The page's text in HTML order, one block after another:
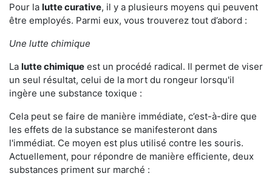
Pour la lutte curative, il y a plusieurs moyens qui peuvent
être employés. Parmi eux, vous trouverez tout d’abord :
Une lutte chimique
La lutte chimique est un procédé radical. Il permet de viser
un seul résultat, celui de la mort du rongeur lorsqu'il
ingère une substance toxique :
Cela peut se faire de manière immédiate, c’est-à-dire que
les effets de la substance se manifesteront dans
l'immédiat. Ce moyen est plus utilisé contre les souris.
Actuellement, pour répondre de manière efficiente, deux
substances priment sur marché :